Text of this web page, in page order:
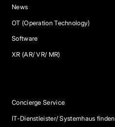
News
OT (Operation Technology)
Software
XR (AR/ VR/ MR)
Concierge Service
IT-Dienstleister/ Systemhaus finden